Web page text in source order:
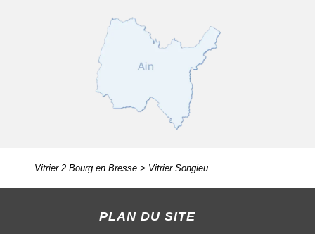
Vitrier 2 Bourg en Bresse> Vitrier Songieu
PLAN DU SITE